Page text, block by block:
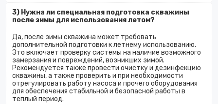
3) Нужна ли специальная подготовка скважины
после зимы для использования летом?
Да, после зимы скважина может требовать
дополнительной подготовки к летнему использованию.
Это включает проверку системы на наличие возможного
замерзания и повреждений, возникших зимой.
Рекомендуется также провести очистку и дезинфекцию
скважины, а также проверить и при необходимости
отрегулировать работу насоса и прочего оборудования
для обеспечения стабильной и безопасной работы в
теплый период.